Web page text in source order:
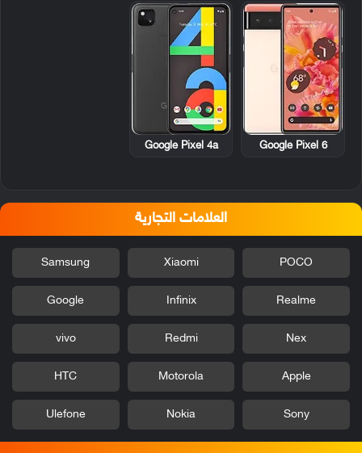
Google Pixel 6
Google Pixel 4a
العلامات التجارية
POCO
Xiaomi
Samsung
Realme
Infinix
Google
Nex
Redmi
vivo
Apple
Motorola
HTC
Sony
Nokia
Ulefone